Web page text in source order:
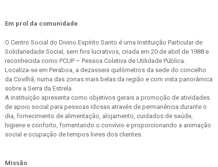
Em prol da comunidade.
O Centro Social do Divino Espírito Santo é uma Instituição Particular de
Solidariedade Social, sem fins lucrativos, criada em 20 de abril de 1988 e
reconhecida como PCUP – Pessoa Coletiva de Utilidade Pública.
Localiza-se em Peraboa, a dezasseis quilómetros da sede do concelho
da Covilhã, numa das zonas mais belas da região e com vista panorâmica
sobre a Serra da Estrela.
A instituição apresenta como objetivos gerais a promoção de atividades
de apoio social para pessoas idosas através de permanência durante o
dia, fornecimento de alimentação, alojamento, cuidados de saúde,
higiene e conforto, fomentando o convívio e proporcionando a animação
social e ocupação de tempos livres dos clientes.
Missão